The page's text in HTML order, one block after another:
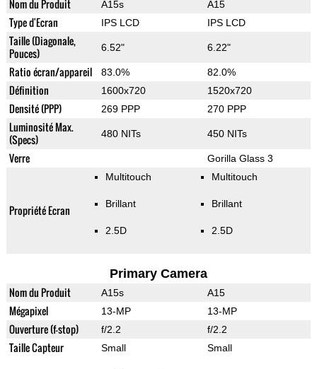
Nom du Produit A15s A15
Type d'Ecran IPS LCD IPS LCD
Taille (Diagonale,
Pouces)
6.52" 6.22"
Ratio écran/appareil 83.0% 82.0%
Définition 1600x720 1520x720
Densité (PPP) 269 PPP 270 PPP
Luminosité Max.
(Specs)
480 NITs 450 NITs
Verre Gorilla Glass 3
Propriété Ecran
Multitouch
Brillant
2.5D
Multitouch
Brillant
2.5D
Primary Camera
Nom du Produit A15s A15
Mégapixel 13-MP 13-MP
Ouverture (f-stop) f/2.2 f/2.2
Taille Capteur Small Small